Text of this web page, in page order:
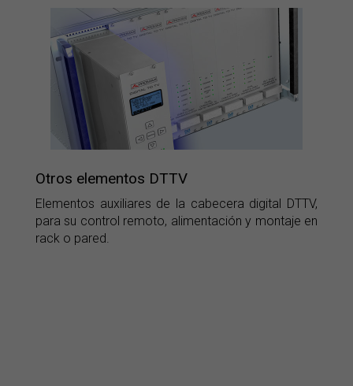
Otros elementos DTTV
Elementos auxiliares de la cabecera digital DTTV,
para su control remoto, alimentación y montaje en
rack o pared.